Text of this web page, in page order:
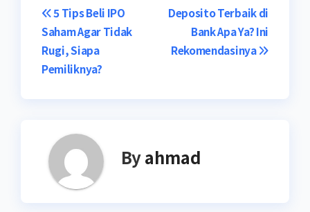
Navigasi
pos
Deposito Terbaik di
Bank Apa Ya? Ini
Rekomendasinya
5 Tips Beli IPO
Saham Agar Tidak
Rugi, Siapa
Pemiliknya?
Byahmad